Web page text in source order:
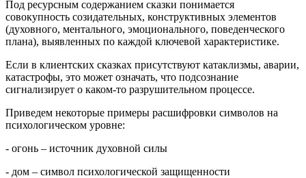
Под ресурсным содержанием сказки понимается
совокупность созидательных, конструктивных элементов
(духовного, ментального, эмоционального, поведенческого
плана), выявленных по каждой ключевой характеристике.
Если в клиентских сказках присутствуют катаклизмы, аварии,
катастрофы, это может означать, что подсознание
сигнализирует о каком-то разрушительном процессе.
Приведем некоторые примеры расшифровки символов на
психологическом уровне:
- огонь – источник духовной силы
- дом – символ психологической защищенности